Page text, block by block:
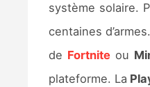
système solaire.
centaines
de Fortniteou
plateforme. La